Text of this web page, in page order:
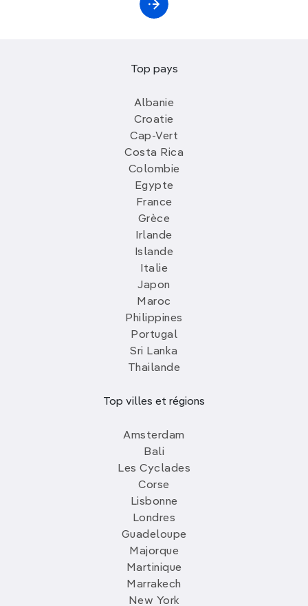
Top pays
Albanie
Croatie
Cap-Vert
Costa Rica
Colombie
Egypte
France
Grèce
Irlande
Islande
Italie
Japon
Maroc
Philippines
Portugal
Sri Lanka
Thailande
Top villes et régions
Amsterdam
Bali
Les Cyclades
Corse
Lisbonne
Londres
Guadeloupe
Majorque
Martinique
Marrakech
New York